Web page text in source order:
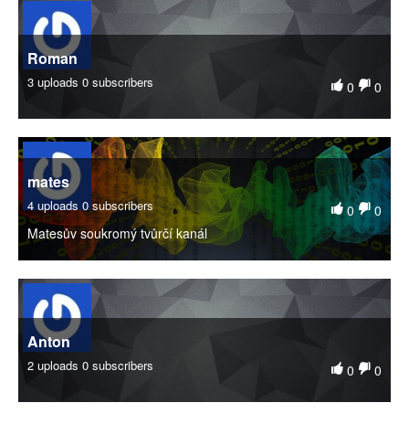
Roman
0 0
3 uploads 0 subscribers
mates
0 0
4 uploads 0 subscribers
Matesův soukromý tvůrčí kanál
Anton
0 0
2 uploads 0 subscribers